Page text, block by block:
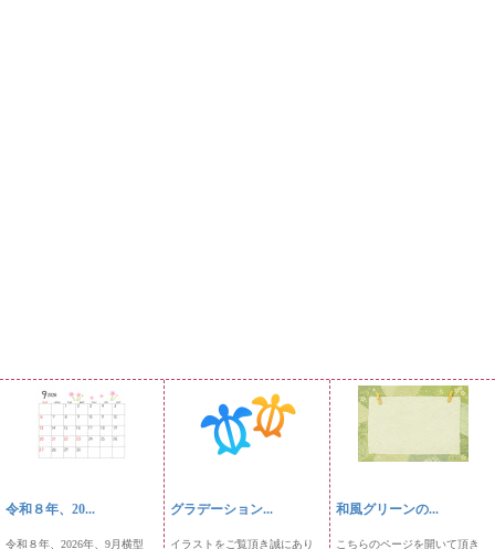
令和８年、20...
令和８年、2026年、9月横型
グラデーション...
イラストをご覧頂き誠にあり
和風グリーンの...
こちらのページを開いて頂き